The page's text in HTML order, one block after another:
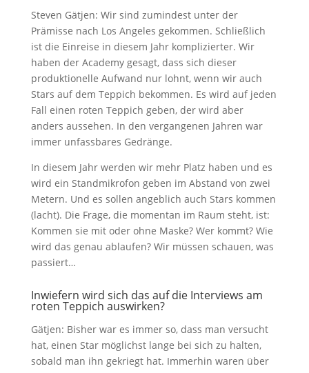
Steven Gätjen: Wir sind zumindest unter der
Prämisse nach Los Angeles gekommen. Schließlich
ist die Einreise in diesem Jahr komplizierter. Wir
haben der Academy gesagt, dass sich dieser
produktionelle Aufwand nur lohnt, wenn wir auch
Stars auf dem Teppich bekommen. Es wird auf jeden
Fall einen roten Teppich geben, der wird aber
anders aussehen. In den vergangenen Jahren war
immer unfassbares Gedränge.
In diesem Jahr werden wir mehr Platz haben und es
wird ein Standmikrofon geben im Abstand von zwei
Metern. Und es sollen angeblich auch Stars kommen
(lacht). Die Frage, die momentan im Raum steht, ist:
Kommen sie mit oder ohne Maske? Wer kommt? Wie
wird das genau ablaufen? Wir müssen schauen, was
passiert…
Inwiefern wird sich das auf die Interviews am
roten Teppich auswirken?
Gätjen: Bisher war es immer so, dass man versucht
hat, einen Star möglichst lange bei sich zu halten,
sobald man ihn gekriegt hat. Immerhin waren über